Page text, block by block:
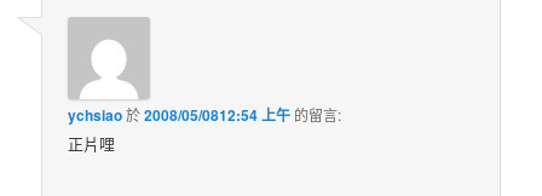
ychsiao於2008/05/0812:54 上午 的留言:
正片哩